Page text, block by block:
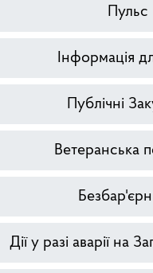
Пульс
Інформація
Публічні
Ветеранська
Дії у разі аварії на